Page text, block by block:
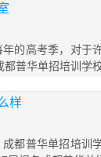
的高考季，对于
普华单招培训学
样
都普华单招培训